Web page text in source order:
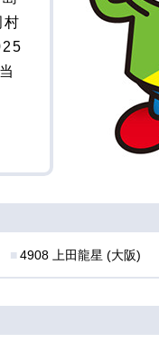
4908 上田龍星 (大阪)